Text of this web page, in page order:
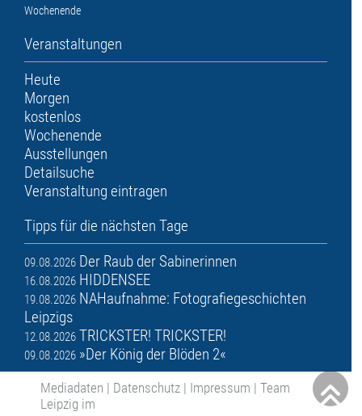
Wochenende
Veranstaltungen
Heute
Morgen
kostenlos
Wochenende
Ausstellungen
Detailsuche
Veranstaltung eintragen
Tipps für die nächsten Tage
09.08.2026 Der Raub der Sabinerinnen
16.08.2026 HIDDENSEE
19.08.2026 NAHaufnahme: Fotografiegeschichten
Leipzigs
12.08.2026 TRICKSTER! TRICKSTER!
09.08.2026 »Der König der Blöden 2«
Mediadaten | Datenschutz | Impressum | Team
Leipzig im